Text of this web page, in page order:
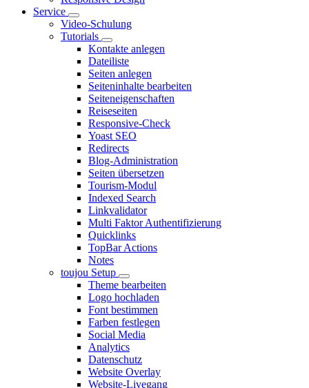
Service
Video-Schulung
Tutorials
Kontakte anlegen
Dateiliste
Seiten anlegen
Seiteninhalte bearbeiten
Seiteneigenschaften
Reiseseiten
Responsive-Check
Yoast SEO
Redirects
Blog-Administration
Seiten übersetzen
Tourism-Modul
Indexed Search
Linkvalidator
Multi Faktor Authentifizierung
Quicklinks
TopBar Actions
Notes
toujou Setup
Theme bearbeiten
Logo hochladen
Font bestimmen
Farben festlegen
Social Media
Analytics
Datenschutz
Website Overlay
Website-Livegang